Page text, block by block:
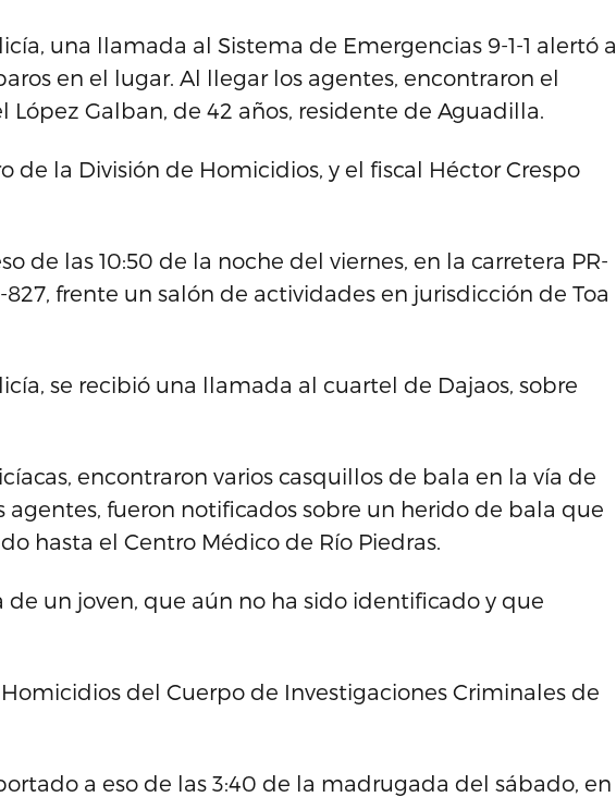
una llamada al Sistema de Emergencias 9-1-1 alertó a
en el lugar. Al llegar los agentes, encontraron el
Galban, de 42 años, residente de Aguadilla.
de la División de Homicidios, y el fiscal Héctor Crespo
de las 10:50 de la noche del viernes, en la carretera PR-
827, frente un salón de actividades en jurisdicción de Toa
se recibió una llamada al cuartel de Dajaos, sobre
encontraron varios casquillos de bala en la vía de
agentes, fueron notificados sobre un herido de bala que
hasta el Centro Médico de Río Piedras.
un joven, que aún no ha sido identificado y que
del Cuerpo de Investigaciones Criminales de
a eso de las 3:40 de la madrugada del sábado, en